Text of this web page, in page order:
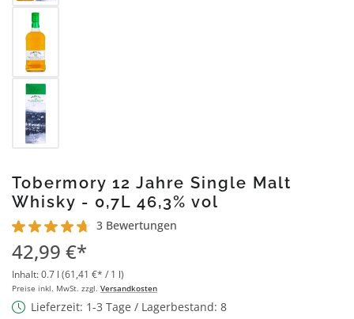
Tobermory 12 Jahre Single Malt
Whisky - 0,7L 46,3% vol
Durchschnittliche Bewertung von 4.8 von 5 Sternen
3 Bewertungen
42,99 €*
Inhalt:0.7 l (61,41 €* / 1 l)
Preise inkl. MwSt. zzgl. Versandkosten
Lieferzeit: 1-3 Tage / Lagerbestand: 8